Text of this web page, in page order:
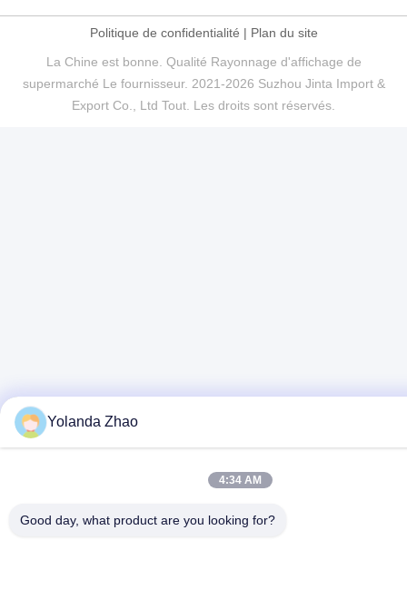
Politique de confidentialité | Plan du site
La Chine est bonne. Qualité Rayonnage d'affichage de
supermarché Le fournisseur. 2021-2026 Suzhou Jinta Import &
Export Co., Ltd Tout. Les droits sont réservés.
Yolanda Zhao
4:34 AM
Good day, what product are you looking for?